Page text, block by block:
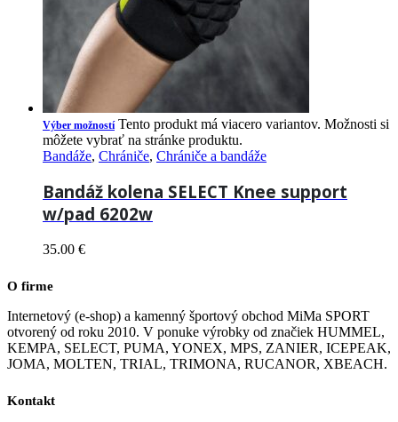
Výber možností Tento produkt má viacero variantov. Možnosti si
môžete vybrať na stránke produktu.
Bandáže, Chrániče, Chrániče a bandáže
Bandáž kolena SELECT Knee support
w/pad 6202w
35.00 €
O firme
Internetový (e-shop) a kamenný športový obchod MiMa SPORT
otvorený od roku 2010. V ponuke výrobky od značiek HUMMEL,
KEMPA, SELECT, PUMA, YONEX, MPS, ZANIER, ICEPEAK,
JOMA, MOLTEN, TRIAL, TRIMONA, RUCANOR, XBEACH.
Kontakt